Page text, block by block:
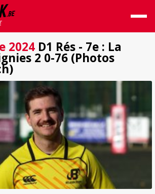
2024 D1 Rés - 7e : La
2 0-76 (Photos